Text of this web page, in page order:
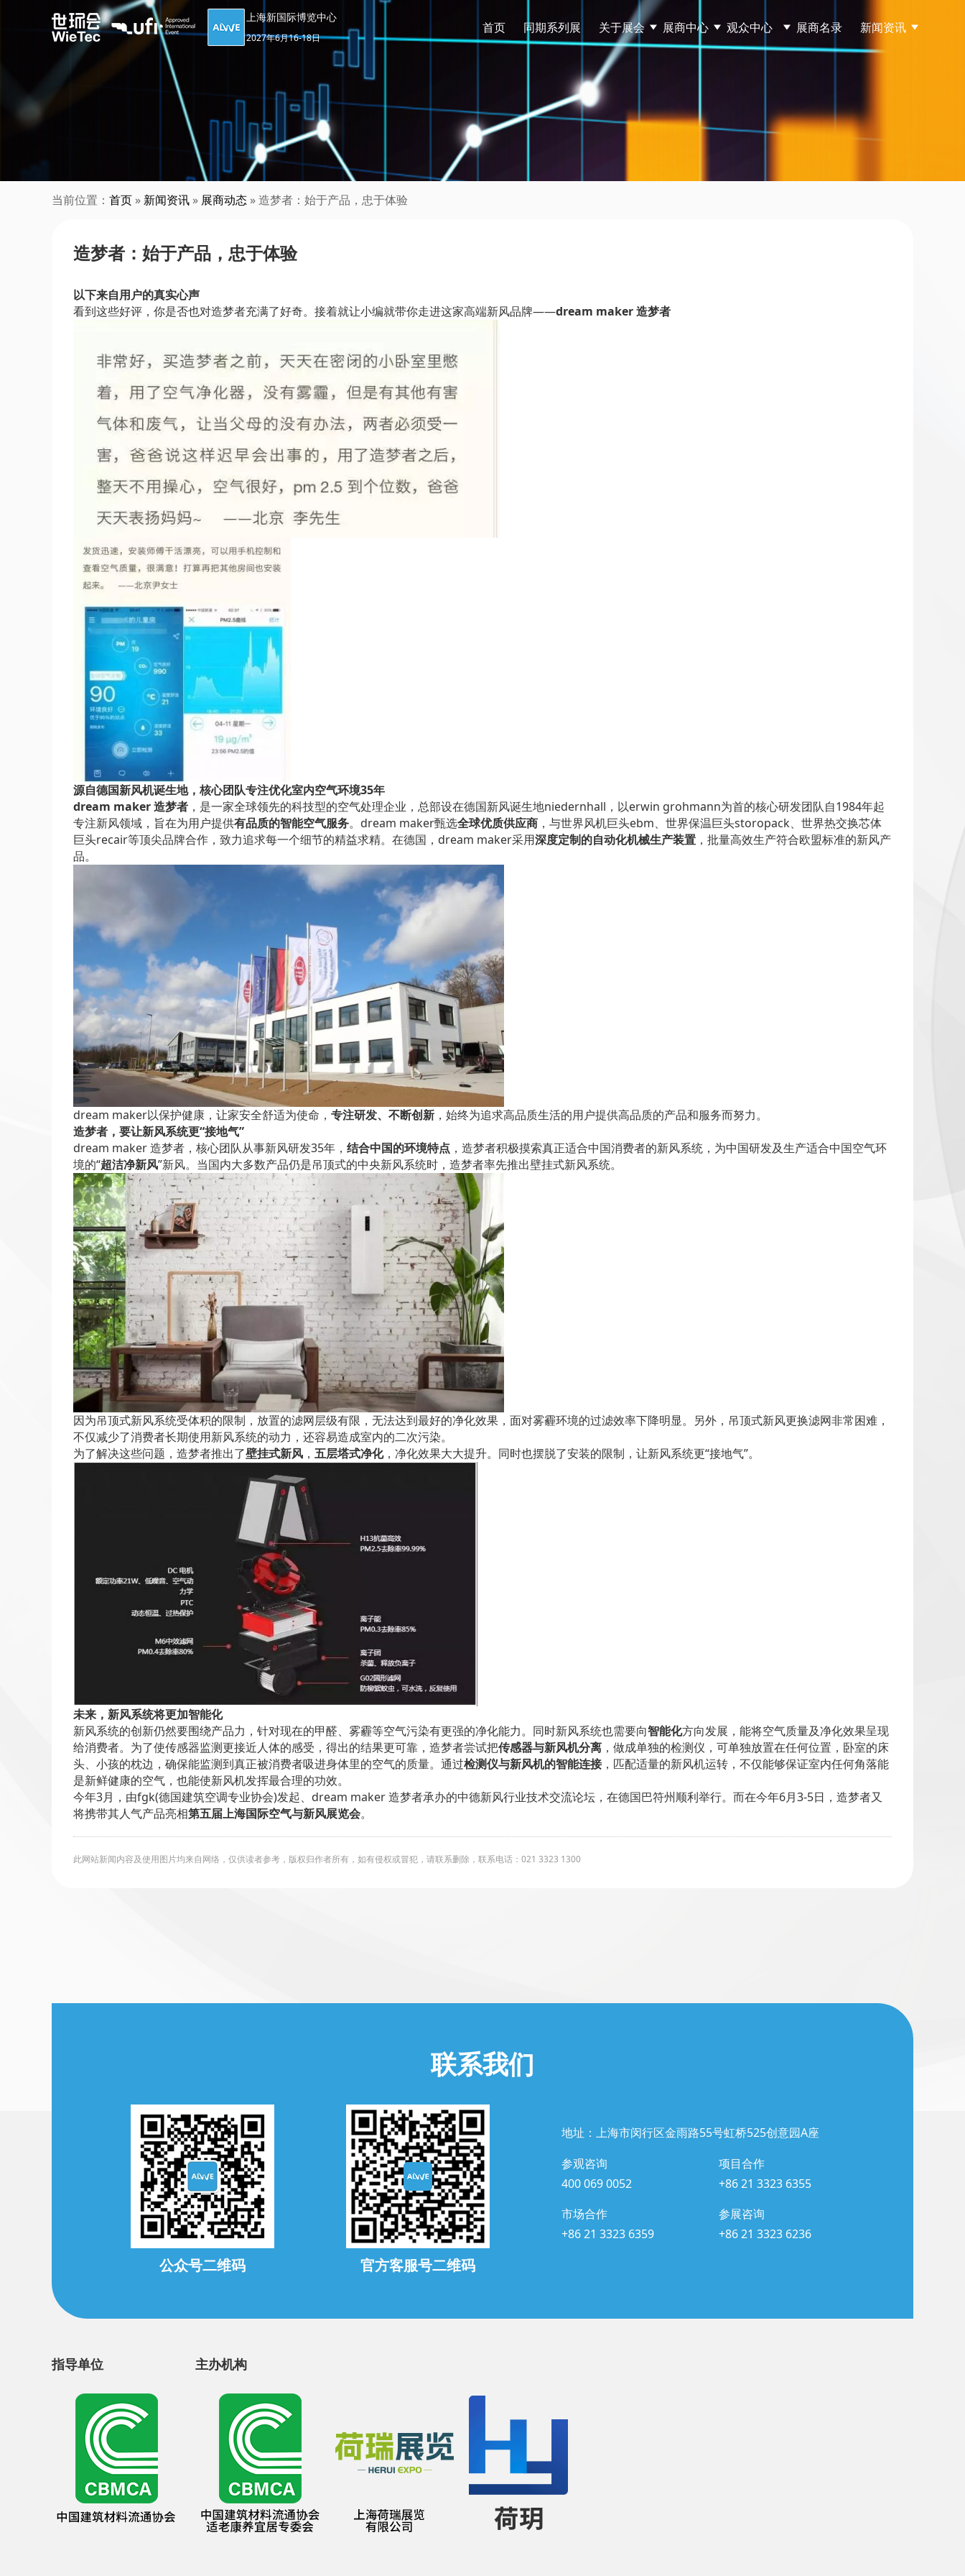
上海新国际博览中心
2027年6月16-18日
首页 同期系列展 关于展会 展商中心 观众中心 展商名录 新闻资讯
当前位置： 首页 » 新闻资讯 » 展商动态 » 造梦者：始于产品，忠于体验
造梦者：始于产品，忠于体验
以下来自用户的真实心声
看到这些好评，你是否也对造梦者充满了好奇。接着就让小编就带你走进这家高端新风品牌——dream maker 造梦者
源自德国新风机诞生地， 核心团队专注优化室内空气环境35年
dream maker 造梦者 ，是一家全球领先的科技型的空气处理企业，总部设在德国新风诞生地niedernhall，以erwin grohmann为首的核心研发团队自1984年起
专注新风领域，旨在为用户提供有品质的智能空气服务。dream maker甄选全球优质供应商 ，与世界风机巨头ebm、世界保温巨头storopack、世界热交换芯体
巨头recair等顶尖品牌合作，致力追求每一个细节的精益求精。在德国，dream maker采用深度定制的自动化机械生产装置 ，批量高效生产符合欧盟标准的新风产
品。
dream maker以保护健康，让家安全舒适为使命， 专注研发、不断创新 ，始终为追求高品质生活的用户提供高品质的产品和服务而努力。
造梦者，要让新风系统更“接地气”
dream maker 造梦者，核心团队从事新风研发35年， 结合中国的环境特点 ，造梦者积极摸索真正适合中国消费者的新风系统，为中国研发及生产适合中国空气环
境的“超洁净新风”新风。当国内大多数产品仍是吊顶式的中央新风系统时，造梦者率先推出壁挂式新风系统。
因为吊顶式新风系统受体积的限制，放置的滤网层级有限，无法达到最好的净化效果，面对雾霾环境的过滤效率下降明显。另外，吊顶式新风更换滤网非常困难，
不仅减少了消费者长期使用新风系统的动力，还容易造成室内的二次污染。
为了解决这些问题，造梦者推出了壁挂式新风 ， 五层塔式净化，净化效果大大提升。同时也摆脱了安装的限制，让新风系统更“接地气”。
未来，新风系统将更加智能化
新风系统的创新仍然要围绕产品力，针对现在的甲醛、雾霾等空气污染有更强的净化能力。同时新风系统也需要向智能化方向发展，能将空气质量及净化效果呈现
给消费者。为了使传感器监测更接近人体的感受，得出的结果更可靠，造梦者尝试把传感器与新风机分离 ，做成单独的检测仪，可单独放置在任何位置，卧室的床
头、小孩的枕边，确保能监测到真正被消费者吸进身体里的空气的质量。通过检测仪与新风机的智能连接，匹配适量的新风机运转，不仅能够保证室内任何角落能
是新鲜健康的空气，也能使新风机发挥最合理的功效。
今年3月，由fgk(德国建筑空调专业协会)发起、dream maker 造梦者承办的中德新风行业技术交流论坛，在德国巴符州顺利举行。而在今年6月3-5日，造梦者又
将携带其人气产品亮相第五届上海国际空气与新风展览会。
此网站新闻内容及使用图片均来自网络，仅供读者参考，版权归作者所有，如有侵权或冒犯，请联系删除，联系电话：021 3323 1300
联系我们
公众号二维码 官方客服号二维码
地址：上海市闵行区金雨路55号虹桥525创意园A座
参观咨询
400 069 0052
项目合作
+86 21 3323 6355
市场合作
+86 21 3323 6359
参展咨询
+86 21 3323 6236
指导单位 主办机构